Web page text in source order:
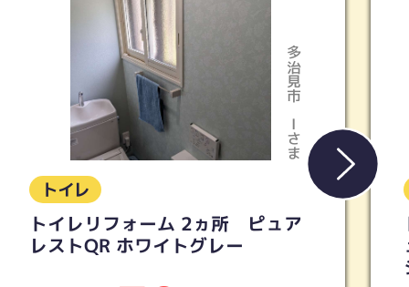
多治見市
Kさま
トイレ
トイレリフォーム 【TOTO】ピ
ュアレストQR ウォシュレットS